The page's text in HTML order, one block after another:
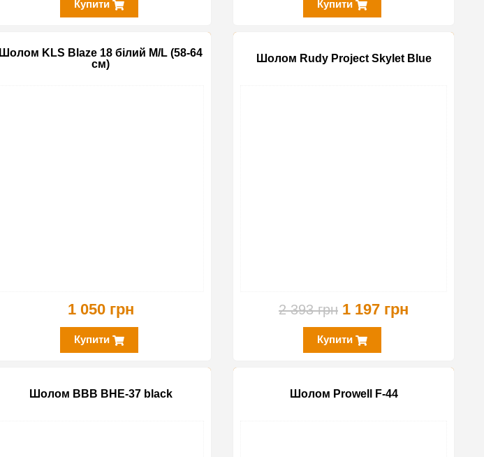
Купити Купити
Шолом KLS Blaze 18 білий M/L (58-64
см)
1 050 грн
Купити
Шолом Rudy Project Skylet Blue
2 393 грн 1 197 грн
Купити
Шолом BBB BHE-37 black Шолом Prowell F-44